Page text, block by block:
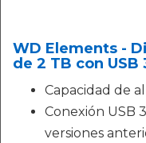
WD Elements -
de 2 TB con
Capacidad de
Conexión USB
versiones